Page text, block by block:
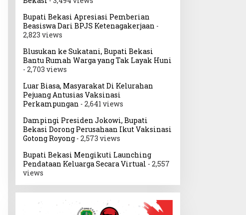
Bupati Bekasi Apresiasi Pemberian
Beasiswa Dari BPJS Ketenagakerjaan -
2,823 views
Blusukan ke Sukatani, Bupati Bekasi
Bantu Rumah Warga yang Tak Layak Huni
- 2,703 views
Luar Biasa, Masyarakat Di Kelurahan
Pejuang Antusias Vaksinasi
Perkampungan - 2,641 views
Dampingi Presiden Jokowi, Bupati
Bekasi Dorong Perusahaan Ikut Vaksinasi
Gotong Royong- 2,573 views
Bupati Bekasi Mengikuti Launching
Pendataan Keluarga Secara Virtual - 2,557
views